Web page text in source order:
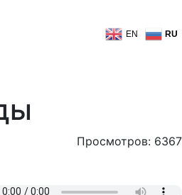
EN RU
Просмотров: 6367